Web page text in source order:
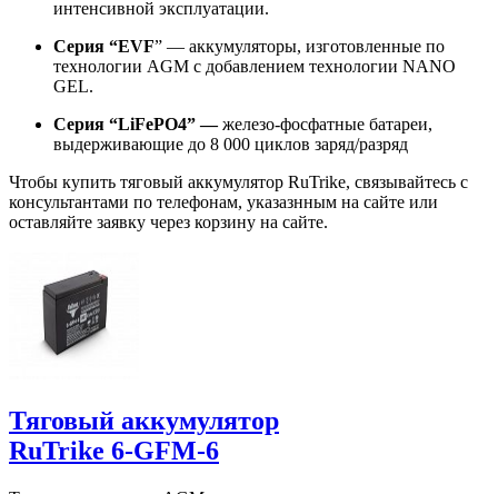
Тяговый аккумулятор
RuTrike 6-GFM-6
интенсивной эксплуатации.
Серия “EVF” — аккумуляторы, изготовленные по
технологии AGM с добавлением технологии NANO
GEL.
Серия “LiFePO4” —железо-фосфатные батареи,
выдерживающие до 8 000 циклов заряд/разряд
Чтобы купить тяговый аккумулятор RuTrike, связывайтесь с
консультантами по телефонам, указазнным на сайте или
оставляйте заявку через корзину на сайте.